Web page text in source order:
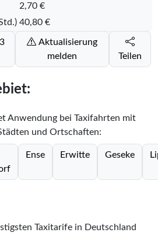
2,70 €
40,80 €
Aktualisierung
melden
Teilen
Anwendung bei Taxifahrten mit
und Ortschaften:
Ense Erwitte Geseke
Taxitarife in Deutschland